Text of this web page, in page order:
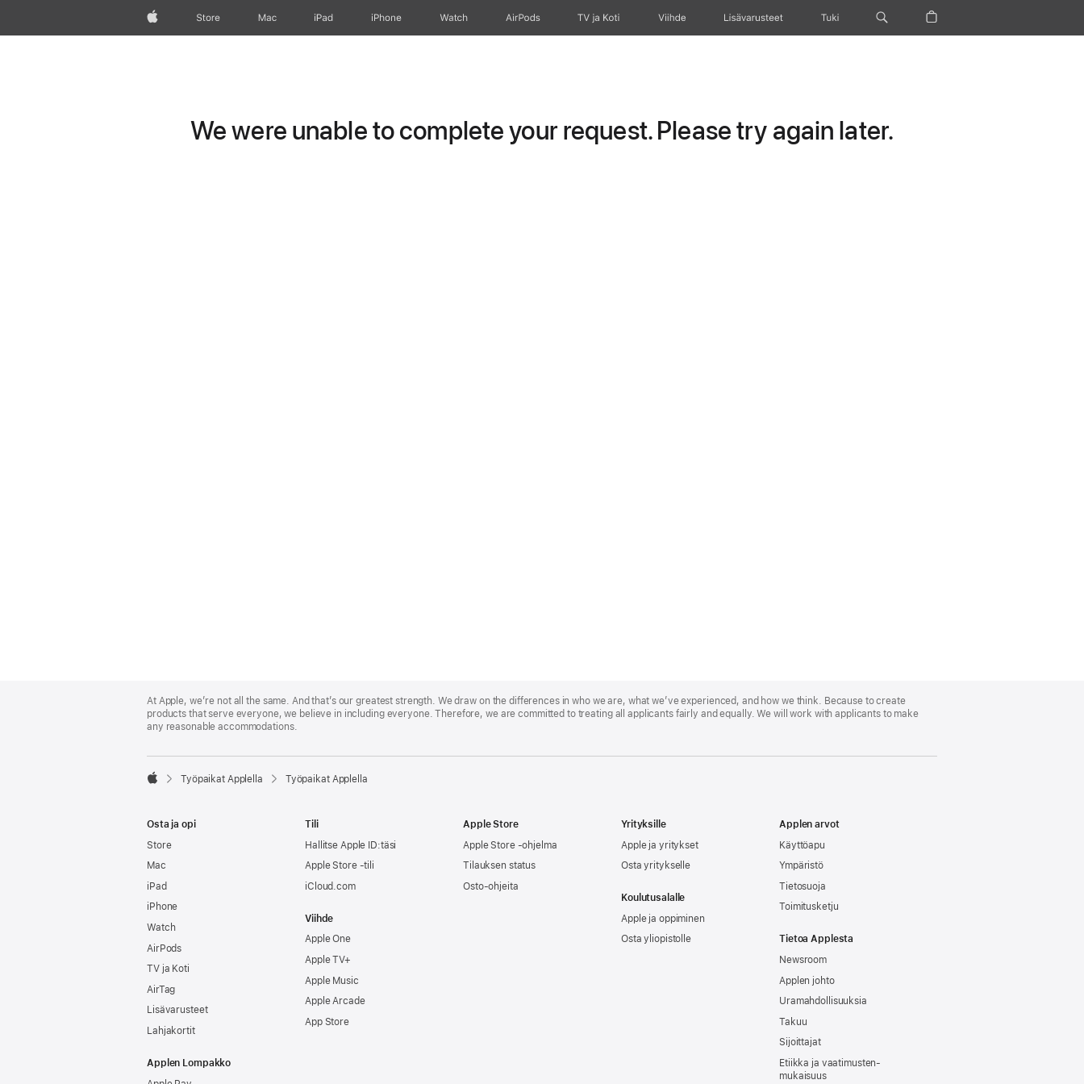
Apple Store Mac iPad iPhone Watch AirPods TV ja Koti Viihde Lisävarusteet Tuki
We were unable to complete your request. Please try again later.
Footer
At Apple, we’re not all the same. And that’s our greatest strength. We draw on the differences in who we are, what we’ve experienced, and how we think. Because to create
products that serve everyone, we believe in including everyone. Therefore, we are committed to treating all applicants fairly and equally. We will work with applicants to make
any reasonable accommodations.

Työpaikat Applella Työpaikat Applella
Osta ja opi
Store
Mac
iPad
iPhone
Watch
AirPods
TV ja Koti
AirTag
Lisävarusteet
Lahjakortit
Applen Lompakko
Tili
Hallitse Apple ID:täsi
Apple Store -tili
iCloud.com
Viihde
Apple One
Apple TV+
Apple Music
Apple Arcade
App Store
Apple Store
Apple Store -ohjelma
Tilauksen status
Osto-ohjeita
Yrityksille
Apple ja yritykset
Osta yritykselle
Koulutusalalle
Apple ja oppiminen
Osta yliopistolle
Applen arvot
Käyttöapu
Ympäristö
Tietosuoja
Toimitusketju
Tietoa Applesta
Newsroom
Applen johto
Uramahdollisuuksia
Takuu
Sijoittajat
Etiikka ja vaatimusten­
mukaisuus